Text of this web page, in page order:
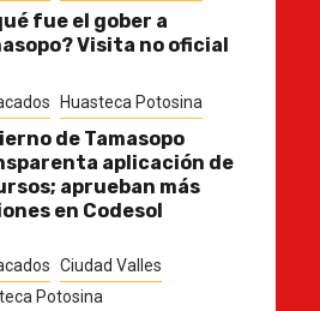
fue el gober a
Visita no oficial
Huasteca Potosina
de Tamasopo
aplicación de
aprueban más
en Codesol
Ciudad Valles
Potosina